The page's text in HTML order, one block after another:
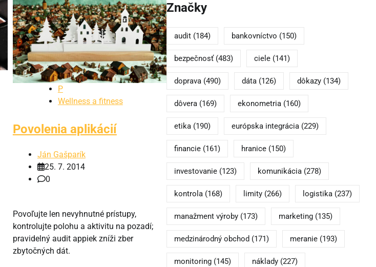
P
Wellness a fitness
Povolenia aplikácií
Ján Gašparík
25. 7. 2014
0
Povoľujte len nevyhnutné prístupy,
kontrolujte polohu a aktivitu na pozadí;
pravidelný audit appiek zníži zber
zbytočných dát.
Značky
audit(184) bankovníctvo (150)
bezpečnosť(483) ciele(141)
doprava(490) dáta(126) dôkazy(134)
dôvera(169) ekonometria(160)
etika(190) európska integrácia(229)
financie(161) hranice(150)
investovanie(123) komunikácia(278)
kontrola(168) limity(266) logistika(237)
manažment výroby(173) marketing(135)
medzinárodný obchod (171) meranie(193)
monitoring(145) náklady(227)